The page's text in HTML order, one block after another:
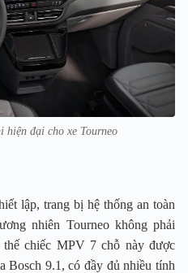
hiện đại cho xe Tourneo
lập, trang bị hệ thống an toàn
nhiên Tourneo không phải
chiếc MPV 7 chỗ này được
Bosch 9.1, có đầy đủ nhiều tính